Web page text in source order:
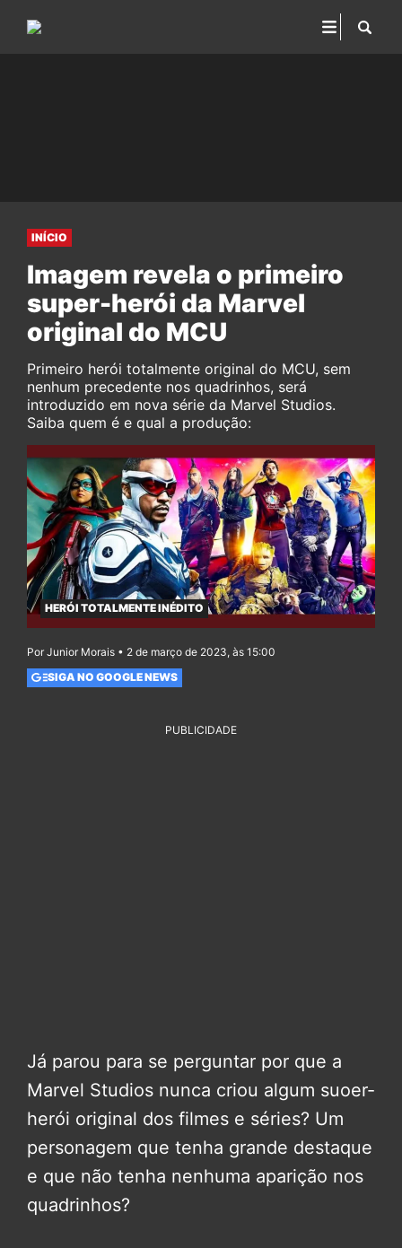
INÍCIO
Imagem revela o primeiro
super-herói da Marvel
original do MCU
Primeiro herói totalmente original do MCU, sem
nenhum precedente nos quadrinhos, será
introduzido em nova série da Marvel Studios.
Saiba quem é e qual a produção:
HERÓI TOTALMENTE INÉDITO
Por Junior Morais • 2 de março de 2023, às 15:00
SIGA NO GOOGLE NEWS
PUBLICIDADE
Já parou para se perguntar por que a
Marvel Studios nunca criou algum suoer-
herói original dos filmes e séries? Um
personagem que tenha grande destaque
e que não tenha nenhuma aparição nos
quadrinhos?